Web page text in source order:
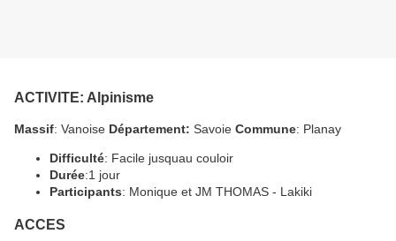
ACTIVITE: Alpinisme
Massif: Vanoise Département: Savoie Commune: Planay
Difficulté: Facile jusquau couloir
Durée:1 jour
Participants: Monique et JM THOMAS - Lakiki
ACCES